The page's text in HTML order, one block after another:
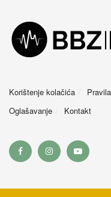
Korištenje kolačića
Oglašavanje
Kontakt